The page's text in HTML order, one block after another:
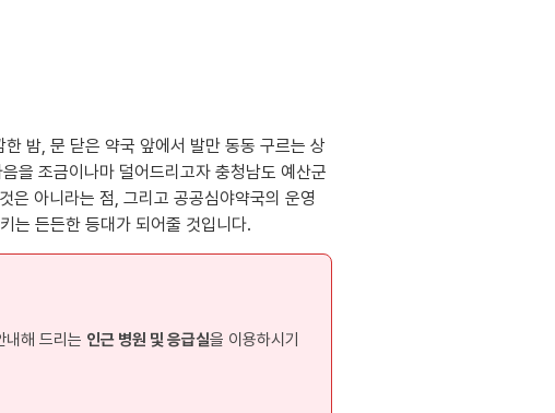
밤, 문 닫은 약국 앞에서 발만 동동 구르는 상
을 조금이나마 덜어드리고자 충청남도 예산군
은 아니라는 점, 그리고 공공심야약국의 운영
는 든든한 등대가 되어줄 것입니다.
내해 드리는 인근 병원 및 응급실을 이용하시기